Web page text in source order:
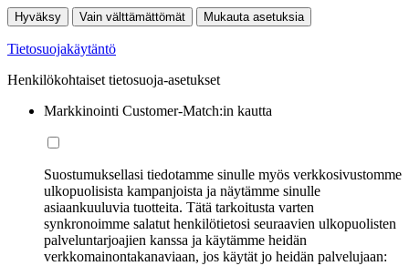
Hyväksy Vain välttämättömät Mukauta asetuksia
Tietosuojakäytäntö
Henkilökohtaiset tietosuoja-asetukset
Markkinointi Customer-Match:in kautta
Suostumuksellasi tiedotamme sinulle myös verkkosivustomme
ulkopuolisista kampanjoista ja näytämme sinulle
asiaankuuluvia tuotteita. Tätä tarkoitusta varten
synkronoimme salatut henkilötietosi seuraavien ulkopuolisten
palveluntarjoajien kanssa ja käytämme heidän
verkkomainontakanaviaan, jos käytät jo heidän palvelujaan: